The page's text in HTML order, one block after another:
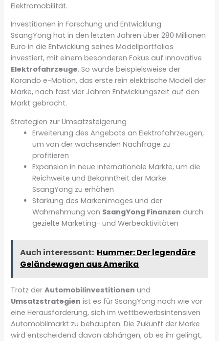
Elektromobilität.
Investitionen in Forschung und Entwicklung
SsangYong hat in den letzten Jahren über 280 Millionen
Euro in die Entwicklung seines Modellportfolios
investiert, mit einem besonderen Fokus auf innovative
Elektrofahrzeuge. So wurde beispielsweise der
Korando e-Motion, das erste rein elektrische Modell der
Marke, nach fast vier Jahren Entwicklungszeit auf den
Markt gebracht.
Strategien zur Umsatzsteigerung
Erweiterung des Angebots an Elektrofahrzeugen,
um von der wachsenden Nachfrage zu
profitieren
Expansion in neue internationale Märkte, um die
Reichweite und Bekanntheit der Marke
SsangYong zu erhöhen
Stärkung des Markenimages und der
Wahrnehmung von SsangYong Finanzen durch
gezielte Marketing- und Werbeaktivitäten
Auch interessant: Hummer: Der legendäre
Geländewagen aus Amerika
Trotz derAutomobilinvestitionen und
Umsatzstrategien ist es für SsangYong nach wie vor
eine Herausforderung, sich im wettbewerbsintensiven
Automobilmarkt zu behaupten. Die Zukunft der Marke
wird entscheidend davon abhängen, ob es ihr gelingt,